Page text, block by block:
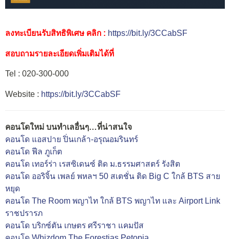
ลงทะเบียนรับสิทธิพิเศษ คลิก : https://bit.ly/3CCabSF
สอบถามรายละเอียดเพิ่มเติมได้ที่
Tel : 020-300-000
Website : https://bit.ly/3CCabSF
คอนโดใหม่ บนทำเลอื่นๆ…ที่น่าสนใจ
คอนโด แอสปาย ปิ่นเกล้า-อรุณอมรินทร์
คอนโด ฟีล ภูเก็ต
คอนโด เทอร์ร่า เรสซิเดนซ์ ติด ม.ธรรมศาสตร์ รังสิต
คอนโด ออริจิ้น เพลย์ พหลฯ 50 สเตชั่น ติด Big C ใกล้ BTS สาย
หยุด
คอนโด The Room พญาไท ใกล้ BTS พญาไท และ Airport Link
ราชปรารภ
คอนโด บริกซ์ตัน เกษตร ศรีราชา แคมปัส